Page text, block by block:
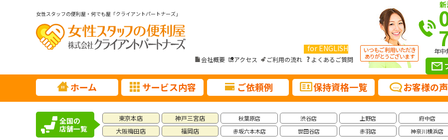
女性スタッフの便利屋・何でも屋「クライアントパートナーズ」
for ENGLISH
会社概要 アクセス ご利用の流れ よくあるご質問
年
ホーム サービス内容 ご依頼例 保持資格一覧 お客様の声
全国の
店舗一覧
東京本店
大阪梅田店
神戸三宮店
福岡店
秋葉原店
赤坂六本木店
渋谷店
世田谷店
上野店
赤羽店
府中店
神奈川横浜店